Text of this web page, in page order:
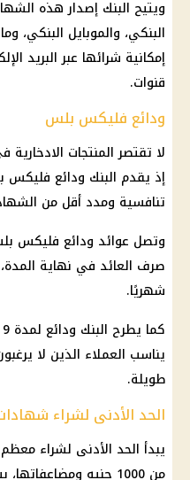
ويتيح البنك إصدار هذه
البنكي، والموبايل البنكي،
إمكانية شرائها عبر البريد
قنوات.
ودائع فليكس بلس
لا تقتصر المنتجات
إذ يقدم البنك ودائع فليكس
تنافسية ومدد أقل من
صرف العائد في نهاية المدة، أو 16.50%
شهريًا.
يناسب العملاء الذين لا
طويلة.
الحد الأدنى لشراء
يبدأ الحد الأدنى لشراء معظم
من 1000 جنيه